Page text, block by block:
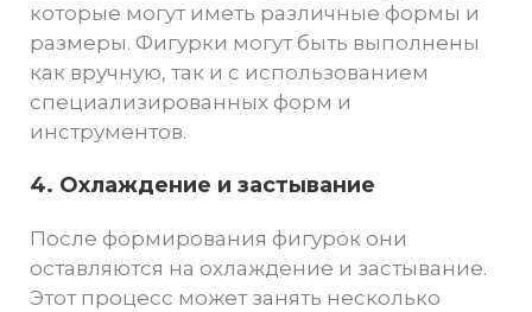
которые могут иметь различные формы и
размеры. Фигурки могут быть выполнены
как вручную, так и с использованием
специализированных форм и
инструментов.
4. Охлаждение и застывание
После формирования фигурок они
оставляются на охлаждение и застывание.
Этот процесс может занять несколько